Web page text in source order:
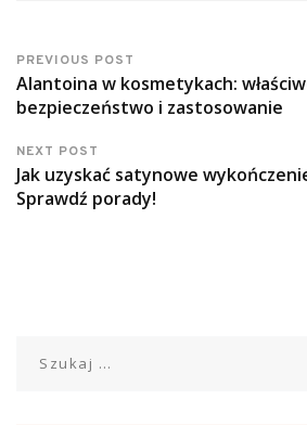
PREVIOUS POST
Alantoina w kosmetykach:
bezpieczeństwo i zastosowanie
NEXT POST
Jak uzyskać satynowe
Sprawdź porady!